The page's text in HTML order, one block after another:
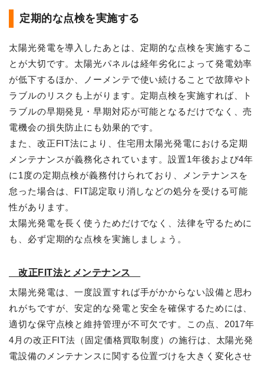
定期的な点検を実施する
太陽光発電を導入したあとは、定期的な点検を実施するこ
とが大切です。太陽光パネルは経年劣化によって発電効率
が低下するほか、ノーメンテで使い続けることで故障やト
ラブルのリスクも上がります。定期点検を実施すれば、ト
ラブルの早期発見・早期対応が可能となるだけでなく、売
電機会の損失防止にも効果的です。
また、改正FIT法により、住宅用太陽光発電における定期
メンテナンスが義務化されています。設置1年後および4年
に1度の定期点検が義務付けられており、メンテナンスを
怠った場合は、FIT認定取り消しなどの処分を受ける可能
性があります。
太陽光発電を長く使うためだけでなく、法律を守るために
も、必ず定期的な点検を実施しましょう。
改正FIT法とメンテナンス
太陽光発電は、一度設置すれば手がかからない設備と思わ
れがちですが、安定的な発電と安全を確保するためには、
適切な保守点検と維持管理が不可欠です。この点、2017年
4月の改正FIT法（固定価格買取制度）の施行は、太陽光発
電設備のメンテナンスに関する位置づけを大きく変化させ